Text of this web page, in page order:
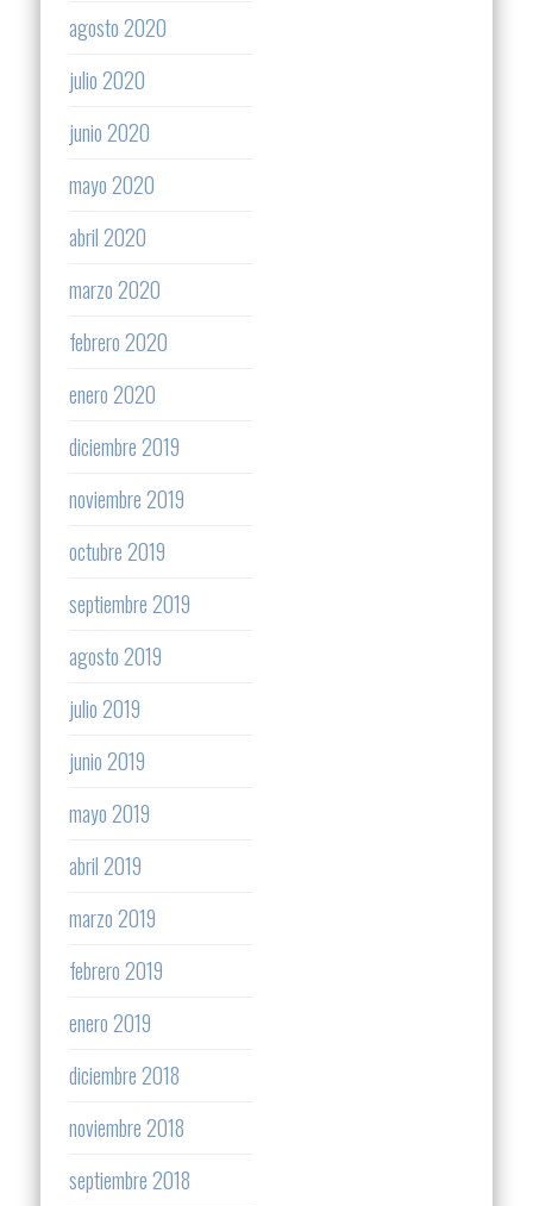
agosto 2020
julio 2020
junio 2020
mayo 2020
abril 2020
marzo 2020
febrero 2020
enero 2020
diciembre 2019
noviembre 2019
octubre 2019
septiembre 2019
agosto 2019
julio 2019
junio 2019
mayo 2019
abril 2019
marzo 2019
febrero 2019
enero 2019
diciembre 2018
noviembre 2018
septiembre 2018